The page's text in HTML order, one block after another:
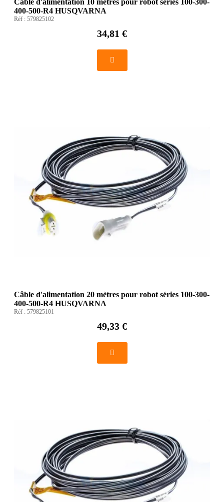
400-500-R4 HUSQVARNA
Réf : 579825102
34,81 €
Câble d'alimentation 20 mètres pour robot séries 100-300-
400-500-R4 HUSQVARNA
Réf : 579825101
49,33 €